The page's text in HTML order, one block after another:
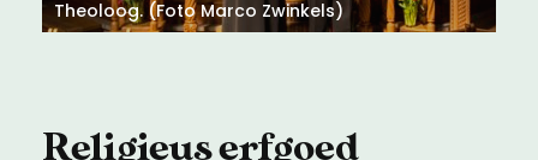
Religieus erfgoed
Theoloog. (Foto Marco Zwinkels)